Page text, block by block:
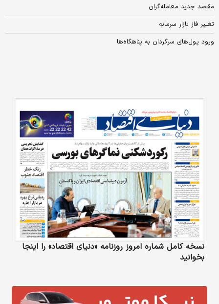
مقصد جدید معامله‌گران
تغییر فاز بازار سرمایه
ورود پول‌های سرگردان به پناهگاه‌ها
نسخه کامل شماره امروز روزنامه «دنیای‌ اقتصاد» را اینجا
بخوانید